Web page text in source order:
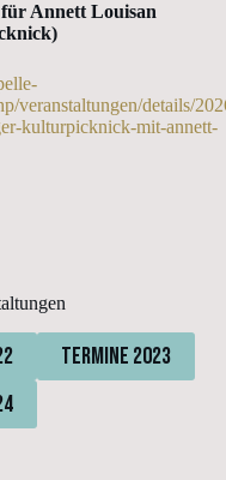
Annett Louisan
veranstaltungen/details/
kulturpicknick-mit-annett-
Termine 2023